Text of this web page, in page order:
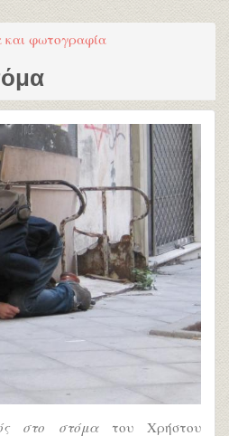
και φωτογραφία
στο στόματου Χρήστου